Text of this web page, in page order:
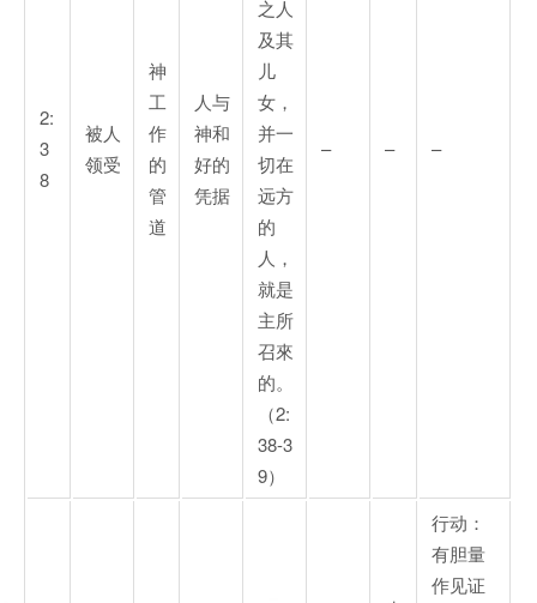
2:
3
8
被人
领受
神
工
作
的
管
道
人与
神和
好的
凭据
之人
及其
儿
女，
并一
切在
远方
的
人，
就是
主所
召來
的。
（2:
38-3
9）
– – –
行动：
有胆量
作见证